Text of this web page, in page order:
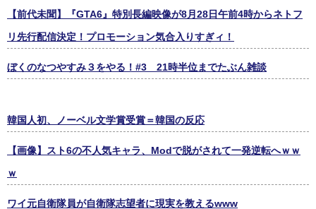
【前代未聞】『GTA6』特別長編映像が8月28日午前4時からネトフ
リ先行配信決定！プロモーション気合入りすぎィ！
ぼくのなつやすみ３をやる！#3 21時半位までたぶん雑談
韓国人初、ノーベル文学賞受賞＝韓国の反応
【画像】スト6の不人気キャラ、Modで脱がされて一発逆転へｗｗ
ｗ
ワイ元自衛隊員が自衛隊志望者に現実を教えるwww